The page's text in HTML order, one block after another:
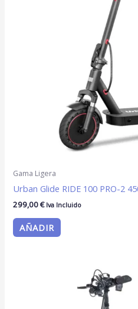
Gama Ligera
Urban Glide RIDE 100 PRO-2
299,00€ Iva Incluido
AÑADIR